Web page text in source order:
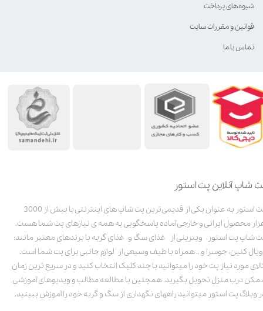
شاپ آنلاین پت استور
پت استور به عنوان یکی از قدیمی‌ترین پت شاپ های اینترنتی با بیش از 3000
محصول ایرانی و خارجی آماده پاسخگویی به همه ی نیازهای پت شما هست.
شاپ پت استور، ویترینی از غذای سگ و غذای گربه با برندهای معتبر مانند:
کنین، جوسرا و .. همراه با طیف وسیعی از لوازم جانبی برای پت شما است.
مورد نیاز پت خود را میتوانید با چند کلیک انتخاب کنید و در سریع ترین زمان
درب منزل تحویل بگیرید. همچنین با مطالعه مطالب و ویدیوهای آموزشی
وبلاگ پت استور میتوانید راههای نگهداری از سگ و گربه خود را آموزش ببینید.
شیوه‌های پرداخت
قوانین و مقررات سایت
تماس با ما